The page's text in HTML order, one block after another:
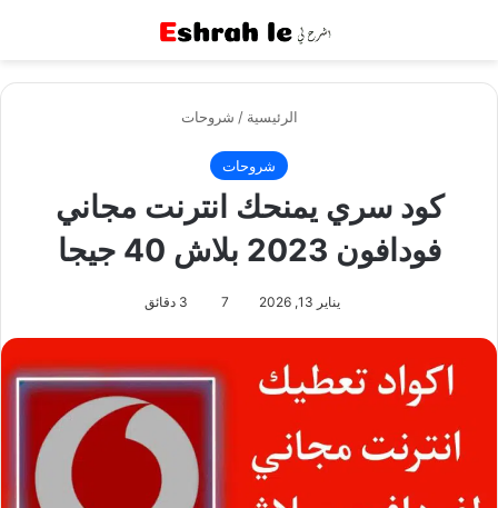
الرئيسية / شروحات
شروحات
كود سري يمنحك انترنت مجاني
فودافون 2023 بلاش 40 جيجا
يناير 13, 2026 7